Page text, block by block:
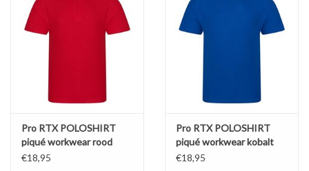
Pro RTX POLOSHIRT
piqué workwear rood
€18,95
Pro RTX POLOSHIRT
piqué workwear kobalt
€18,95